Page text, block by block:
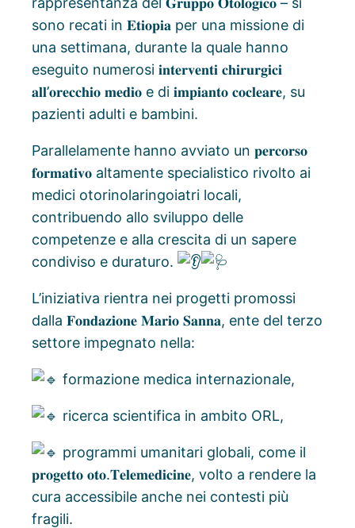
sono recati in 𝐄𝐭𝐢𝐨𝐩𝐢𝐚 per una missione di
una settimana, durante la quale hanno
eseguito numerosi 𝐢𝐧𝐭𝐞𝐫𝐯𝐞𝐧𝐭𝐢 𝐜𝐡𝐢𝐫𝐮𝐫𝐠𝐢𝐜𝐢
𝐚𝐥𝐥’𝐨𝐫𝐞𝐜𝐜𝐡𝐢𝐨 𝐦𝐞𝐝𝐢𝐨 e di 𝐢𝐦𝐩𝐢𝐚𝐧𝐭𝐨 𝐜𝐨𝐜𝐥𝐞𝐚𝐫𝐞, su
pazienti adulti e bambini.
Parallelamente hanno avviato un 𝐩𝐞𝐫𝐜𝐨𝐫𝐬𝐨
𝐟𝐨𝐫𝐦𝐚𝐭𝐢𝐯𝐨 altamente specialistico rivolto ai
medici otorinolaringoiatri locali,
contribuendo allo sviluppo delle
competenze e alla crescita di un sapere
condiviso e duraturo.
L’iniziativa rientra nei progetti promossi
dalla 𝐅𝐨𝐧𝐝𝐚𝐳𝐢𝐨𝐧𝐞 𝐌𝐚𝐫𝐢𝐨 𝐒𝐚𝐧𝐧𝐚, ente del terzo
settore impegnato nella:
formazione medica internazionale,
ricerca scientifica in ambito ORL,
programmi umanitari globali, come il
𝐩𝐫𝐨𝐠𝐞𝐭𝐭𝐨 𝐨𝐭𝐨.𝐓𝐞𝐥𝐞𝐦𝐞𝐝𝐢𝐜𝐢𝐧𝐞, volto a rendere la
cura accessibile anche nei contesti più
fragili.